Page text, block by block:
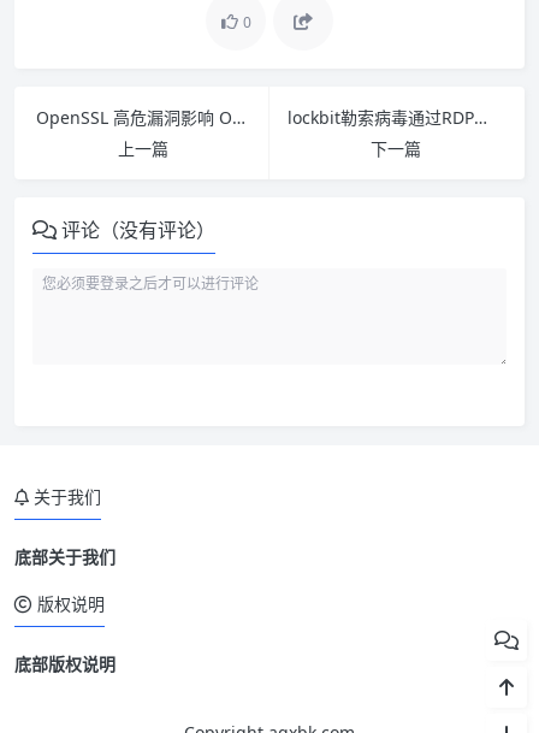
0
OpenSSL 高危漏洞影响 OpenSSL 1.1.1 的多个版本
上一篇
lockbit勒索病毒通过RDP弱口令爆破攻击，已有企业用户中招
下一篇
评论（没有评论）
关于我们
底部关于我们
版权说明
底部版权说明